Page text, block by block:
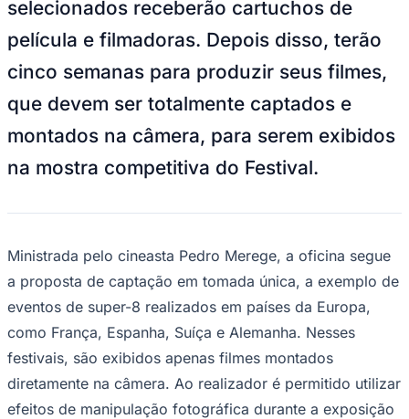
do Bom JesusAraçariguamaCajamarCaieirasFranco da
Rocha Francisco MoratoTaboão da Serra Embu das Artes
São Roque
Para Sua Empresa
Anuncie Regional
Guia de Empresas
Vagas na RegiãoNovo
Hub de Negócios
Guia Comercial
Selo Verificado
Portal Educacional
Vagas de Emprego
Panorama Econômico
Panorama Econômico
Para Sua Empresa
Anuncie no Portal
Verificar Empresa
Novo
Anunciar VagasNovo
Publicidade Legal
selecionados receberão cartuchos de
película e filmadoras. Depois disso, terão
cinco semanas para produzir seus filmes,
que devem ser totalmente captados e
montados na câmera, para serem exibidos
na mostra competitiva do Festival.
Ministrada pelo cineasta Pedro Merege, a oficina segue
a proposta de captação em tomada única, a exemplo de
eventos de super-8 realizados em países da Europa,
como França, Espanha, Suíça e Alemanha. Nesses
festivais, são exibidos apenas filmes montados
diretamente na câmera. Ao realizador é permitido utilizar
efeitos de manipulação fotográfica durante a exposição